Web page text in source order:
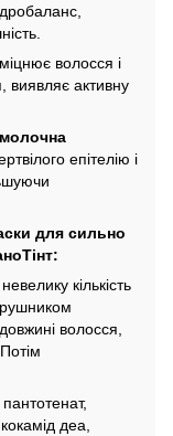
волосся і
виявляє активну
молочна
епітелію і
для сильно
кількість
волосся,
деа,